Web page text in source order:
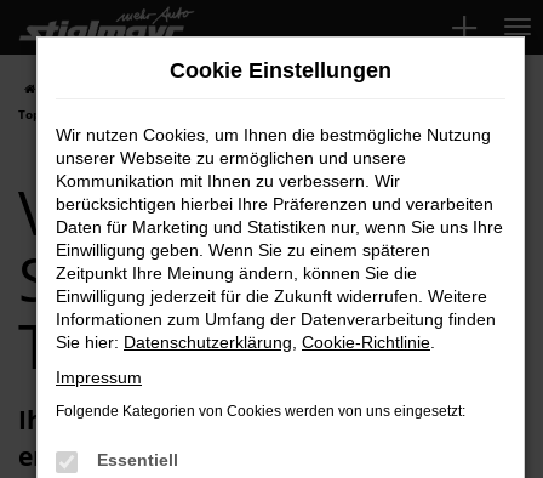
Zum
Hauptinhalt
springen
Top-Angebote
VW Crafter für
Schrobenhausen
Top-Angebote
Ihren VW Crafter für Schrobenhausen
erhalten Sie im Autohaus Stiglmayr
Cookie Einstellungen
Wir nutzen Cookies, um Ihnen die bestmögliche Nutzung
unserer Webseite zu ermöglichen und unsere
Kommunikation mit Ihnen zu verbessern. Wir
berücksichtigen hierbei Ihre Präferenzen und verarbeiten
Daten für Marketing und Statistiken nur, wenn Sie uns Ihre
Einwilligung geben. Wenn Sie zu einem späteren
Zeitpunkt Ihre Meinung ändern, können Sie die
Einwilligung jederzeit für die Zukunft widerrufen. Weitere
Informationen zum Umfang der Datenverarbeitung finden
Sie hier: Datenschutzerklärung Cookie-Richtlinie
Impressum
Folgende Kategorien von Cookies werden von uns eingesetzt:
Essentiell